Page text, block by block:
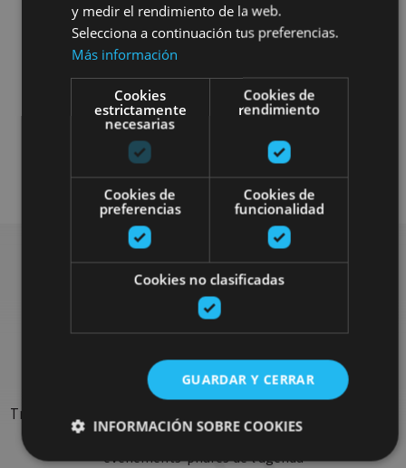
Rechercher plus de
sorties
Trouvez des sorties et des propositions pour compléter votre
séjour en Navarre : activités organisées, visites et les
évènements-phares de l'agenda
y medir el rendimiento de la web.
Selecciona a continuación tus preferencias.
Más información
Cookies
estrictamente
necesarias
Cookies de
rendimiento
Cookies de
preferencias
Cookies de
funcionalidad
Cookies no clasificadas
GUARDAR Y CERRAR
INFORMACIÓN SOBRE COOKIES